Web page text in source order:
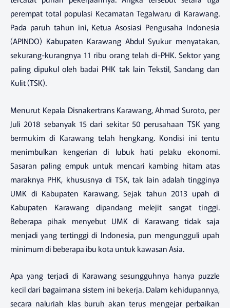
perempat total populasi Kecamatan Tegalwaru di Karawang.
Pada paruh tahun ini, Ketua Asosiasi Pengusaha Indonesia
(APINDO) Kabupaten Karawang Abdul Syukur menyatakan,
sekurang-kurangnya 11 ribu orang telah di-PHK. Sektor yang
paling dipukul oleh badai PHK tak lain Tekstil, Sandang dan
Kulit (TSK).
Menurut Kepala Disnakertrans Karawang, Ahmad Suroto, per
Juli 2018 sebanyak 15 dari sekitar 50 perusahaan TSK yang
bermukim di Karawang telah hengkang. Kondisi ini tentu
menimbulkan kengerian di lubuk hati pelaku ekonomi.
Sasaran paling empuk untuk mencari kambing hitam atas
maraknya PHK, khususnya di TSK, tak lain adalah tingginya
UMK di Kabupaten Karawang. Sejak tahun 2013 upah di
Kabupaten Karawang dipandang melejit sangat tinggi.
Beberapa pihak menyebut UMK di Karawang tidak saja
menjadi yang tertinggi di Indonesia, pun mengungguli upah
minimum di beberapa ibu kota untuk kawasan Asia.
Apa yang terjadi di Karawang sesungguhnya hanya puzzle
kecil dari bagaimana sistem ini bekerja. Dalam kehidupannya,
secara naluriah klas buruh akan terus mengejar perbaikan